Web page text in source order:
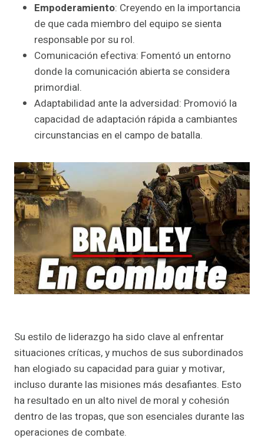
Empoderamiento: Creyendo en la importancia
de que cada miembro del equipo se sienta
responsable por su rol.
Comunicación efectiva: Fomentó un entorno
donde la comunicación abierta se considera
primordial.
Adaptabilidad ante la adversidad: Promovió la
capacidad de adaptación rápida a cambiantes
circunstancias en el campo de batalla.
Su estilo de liderazgo ha sido clave al enfrentar
situaciones críticas, y muchos de sus subordinados
han elogiado su capacidad para guiar y motivar,
incluso durante las misiones más desafiantes. Esto
ha resultado en un alto nivel de moral y cohesión
dentro de las tropas, que son esenciales durante las
operaciones de combate.